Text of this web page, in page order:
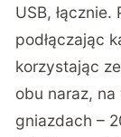
USB,
podłączając
korzystając
obu naraz,
gniazdach –